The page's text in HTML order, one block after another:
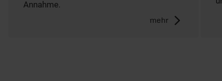
Annahme.
mehr